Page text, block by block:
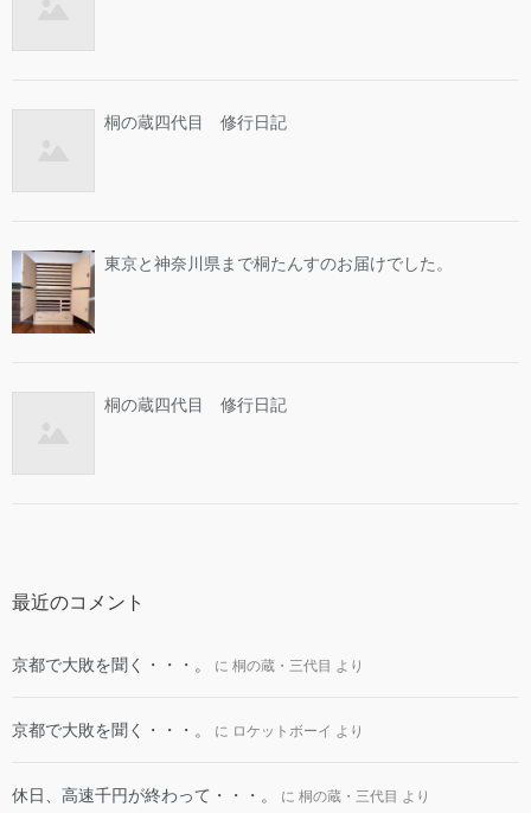
桐の蔵四代目 修行日記
東京と神奈川県まで桐たんすのお届けでした。
桐の蔵四代目 修行日記
最近のコメント
京都で大敗を聞く・・・。 に 桐の蔵・三代目 より
京都で大敗を聞く・・・。 に ロケットボーイ より
休日、高速千円が終わって・・・。 に 桐の蔵・三代目 より